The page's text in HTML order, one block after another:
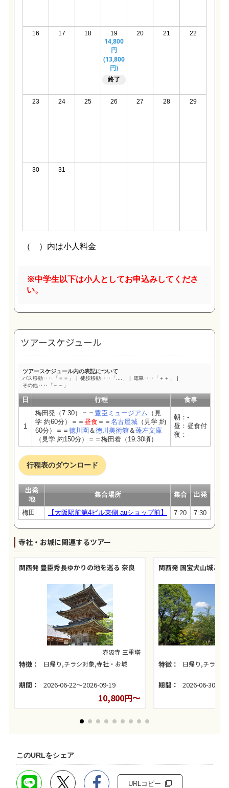
※中学生以下は小人としてお申込みしてくださ
い。
ツアースケジュール
ツアースケジュール内の表記について
バス移動‥‥「＝＝」 徒歩移動‥‥「....」
電車‥‥「＋＋」
その他‥‥「～～」
日 行程 食事
1
梅田発（7:30）＝＝ 豊臣ミュージアム （見
学 約60分）＝＝ 昼食 ＝＝ 名古屋城 （見学 約
60分）＝＝ 徳川園 ＆徳川美術館＆蓬左文庫
（見学 約150分）＝＝梅田着（19:30頃）
朝：-
昼：昼食付
夜：-
行程表のダウンロード
出発
地
集合場所 集合 出発
梅田 【大阪駅前第4ビル東側 auショップ前】 7:20 7:30
寺社・お城に関連するツアー
関西発 豊臣秀長ゆかりの地を巡る 奈良
壺阪寺 三重塔
特徴： 日帰り,チラシ対象,寺社・お城
期間： 2026-06-22～2026-09-19
10,800円～
関西発 国宝犬山城と
特徴： 日帰り,チラシ
期間： 2026-06-30～
このURLをシェア
URLコピー